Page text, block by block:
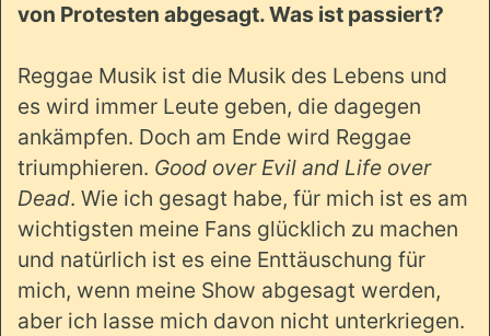
von Protesten abgesagt. Was ist passiert?
Reggae Musik ist die Musik des Lebens und
es wird immer Leute geben, die dagegen
ankämpfen. Doch am Ende wird Reggae
triumphieren. Good over Evil and Life over
Dead. Wie ich gesagt habe, für mich ist es am
wichtigsten meine Fans glücklich zu machen
und natürlich ist es eine Enttäuschung für
mich, wenn meine Show abgesagt werden,
aber ich lasse mich davon nicht unterkriegen.